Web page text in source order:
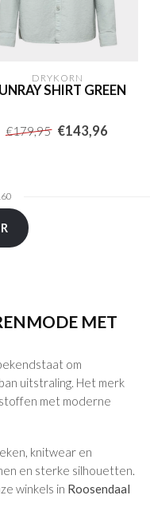
DRYKORN
SHIRT GREEN
€179,95 €143,96
MET
om
uitstraling. Het merk
met moderne
knitwear en
en sterke silhouetten.
winkels in Roosendaal